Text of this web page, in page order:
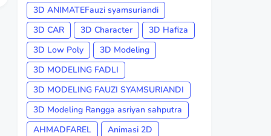
3D ANIMATEFauzi syamsuriandi
3D CAR
3D Character
3D Hafiza
3D Low Poly
3D Modeling
3D MODELING FADLI
3D MODELING FAUZI SYAMSURIANDI
3D Modeling Rangga asriyan sahputra
AHMADFAREL
Animasi 2D